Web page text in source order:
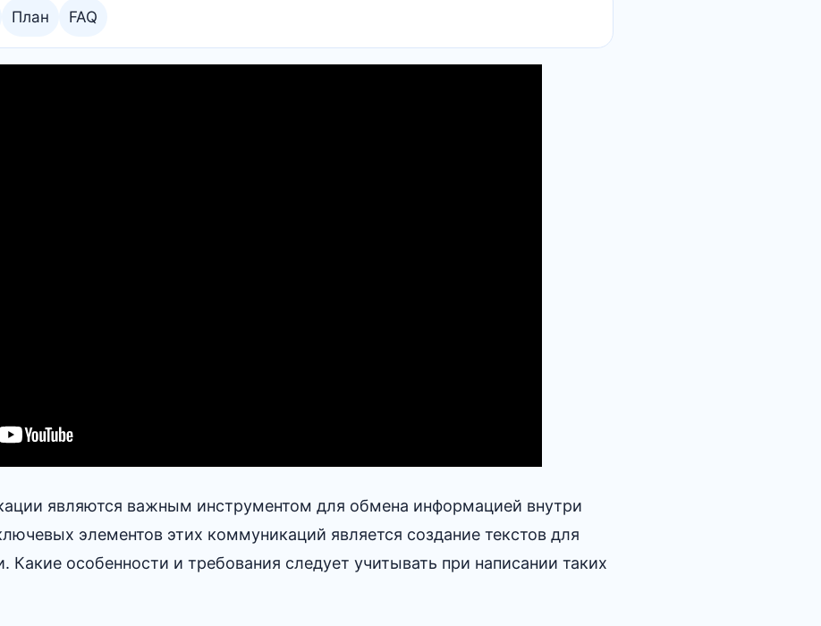
План FAQ
являются важным инструментом для обмена информацией внутри
элементов этих коммуникаций является создание текстов для
Какие особенности и требования следует учитывать при написании таких